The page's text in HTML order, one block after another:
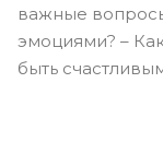
важные
эмоциями? –
быть